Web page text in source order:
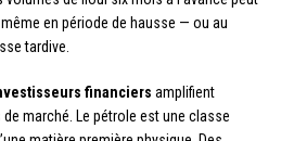
en période de hausse — ou au
tardive.
financiers amplifient
marché. Le pétrole est une classe